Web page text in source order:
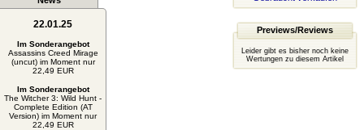
22.01.25
Im Sonderangebot
Assassins Creed Mirage
(uncut) im Moment nur
22,49 EUR
Im Sonderangebot
The Witcher 3: Wild Hunt -
Complete Edition (AT
Version) im Moment nur
22,49 EUR
Previews/Reviews
Leider gibt es bisher noch keine
Wertungen zu diesem Artikel